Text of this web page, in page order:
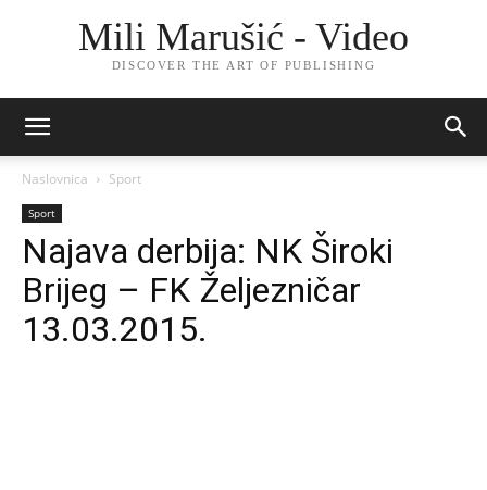
Mili Marušić - Video
DISCOVER THE ART OF PUBLISHING
Naslovnica Sport
Sport
Najava derbija: NK Široki
Brijeg – FK Željezničar
13.03.2015.